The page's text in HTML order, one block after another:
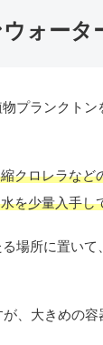
ォータ
プランクト
クロレラな
を少量入手し
場所に置い
、大きめの容